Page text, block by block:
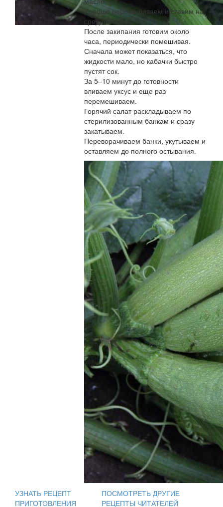
Хорошо перемешиваем и ставим на
средний огонь.
После закипания готовим около
часа, периодически помешивая.
Сначала может показаться, что
жидкости мало, но кабачки быстро
пустят сок.
За 5–10 минут до готовности
вливаем уксус и еще раз
перемешиваем.
Горячий салат раскладываем по
стерилизованным банкам и сразу
закатываем.
Переворачиваем банки, укутываем и
оставляем до полного остывания.
УЗНАТЬ РЕЦЕПТ
ПРИГОТОВЛЕНИЯ
ПОСМОТРЕТЬ ДРУГИЕ
РЕЦЕПТЫ ЧИТАТЕЛЕЙ